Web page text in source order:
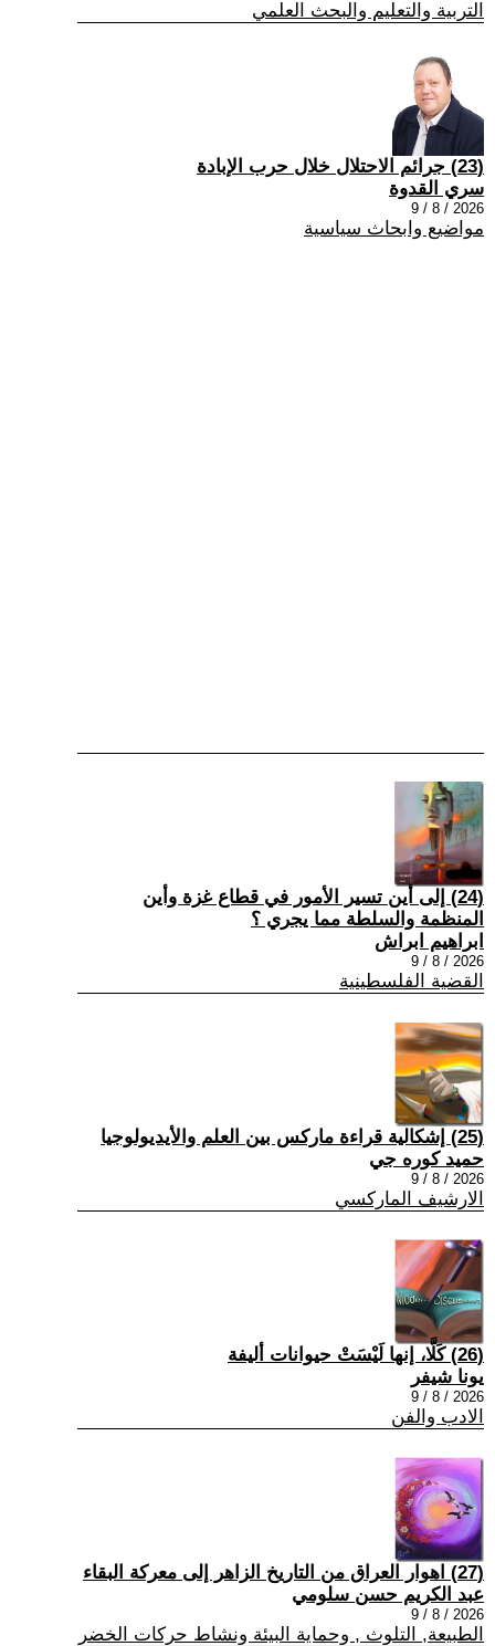
التربية والتعليم والبحث العلمي
(23) جرائم الاحتلال خلال حرب الإبادة
سري القدوة
2026 / 8 / 9
مواضيع وابحاث سياسية
(24) إلى أين تسير الأمور في قطاع غزة وأين
المنظمة والسلطة مما يجري ؟
ابراهيم ابراش
2026 / 8 / 9
القضية الفلسطينية
(25) إشكالية قراءة ماركس بين العلم والأيديولوجيا
حميد كوره جي
2026 / 8 / 9
الارشيف الماركسي
(26) كَلَّا، إنها لَيْسَتْ حيوانات أليفة
يونا شيفر
2026 / 8 / 9
الادب والفن
(27) اهوار العراق من التاريخ الزاهر إلى معركة البقاء
عبد الكريم حسن سلومي
2026 / 8 / 9
الطبيعة, التلوث , وحماية البيئة ونشاط حركات الخضر